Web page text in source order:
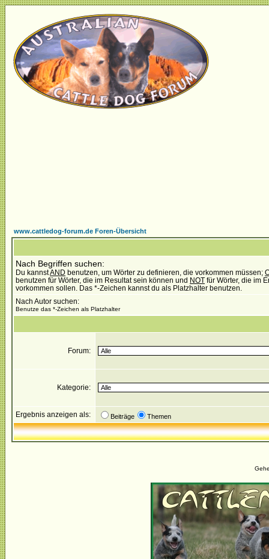
www.cattledog-forum.de Foren-Übersicht
Nach Begriffen suchen:
Du kannstAND benutzen, um Wörter zu definieren, die vorkommen müssen;
benutzen für Wörter, die im Resultat sein können und NOT für Wörter, die im
vorkommen sollen. Das *-Zeichen kannst du als Platzhalter benutzen.
Nach Autor suchen:
Benutze das *-Zeichen als Platzhalter
Forum:
Kategorie:
Ergebnis anzeigen als: Beiträge Themen